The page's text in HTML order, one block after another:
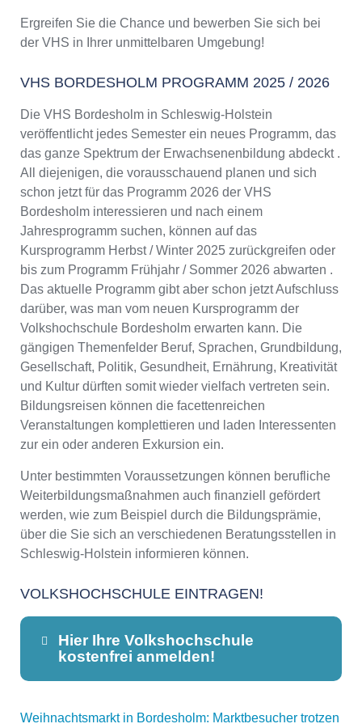
Ergreifen Sie die Chance und bewerben Sie sich bei
der VHS in Ihrer unmittelbaren Umgebung!
VHS BORDESHOLM PROGRAMM 2025 / 2026
Die VHS Bordesholm in Schleswig-Holstein
veröffentlicht jedes Semester ein neues Programm, das
das ganze Spektrum der Erwachsenenbildung abdeckt .
All diejenigen, die vorausschauend planen und sich
schon jetzt für das Programm 2026 der VHS
Bordesholm interessieren und nach einem
Jahresprogramm suchen, können auf das
Kursprogramm Herbst / Winter 2025 zurückgreifen oder
bis zum Programm Frühjahr / Sommer 2026 abwarten .
Das aktuelle Programm gibt aber schon jetzt Aufschluss
darüber, was man vom neuen Kursprogramm der
Volkshochschule Bordesholm erwarten kann. Die
gängigen Themenfelder Beruf, Sprachen, Grundbildung,
Gesellschaft, Politik, Gesundheit, Ernährung, Kreativität
und Kultur dürften somit wieder vielfach vertreten sein.
Bildungsreisen können die facettenreichen
Veranstaltungen komplettieren und laden Interessenten
zur ein oder anderen Exkursion ein.
Unter bestimmten Voraussetzungen können berufliche
Weiterbildungsmaßnahmen auch finanziell gefördert
werden, wie zum Beispiel durch die Bildungsprämie,
über die Sie sich an verschiedenen Beratungsstellen in
Schleswig-Holstein informieren können.
VOLKSHOCHSCHULE EINTRAGEN!
Hier Ihre Volkshochschule
kostenfrei anmelden!
Dieser Teil dient lediglich zur
Weihnachtsmarkt in Bordesholm: Marktbesucher trotzen